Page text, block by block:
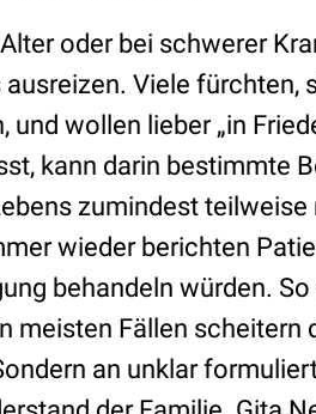
oder bei schwerer
Viele fürchten,
und wollen lieber „in
kann darin bestimmte
zumindest
wieder berichten
behandeln würden.
meisten Fällen scheitern
an unklar